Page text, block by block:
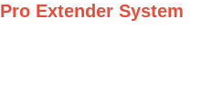
Pro Extender